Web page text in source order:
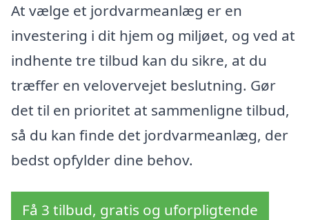
At vælge et jordvarmeanlæg er en
investering i dit hjem og miljøet, og ved at
indhente tre tilbud kan du sikre, at du
træffer en velovervejet beslutning. Gør
det til en prioritet at sammenligne tilbud,
så du kan finde det jordvarmeanlæg, der
bedst opfylder dine behov.
Få 3 tilbud, gratis og uforpligtende